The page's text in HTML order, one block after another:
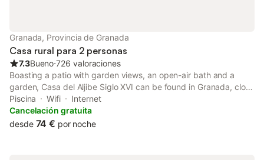
Granada, Provincia de Granada
Casa rural para 2 personas
7.3Bueno⋅726 valoraciones
Boasting a patio with garden views, an open-air bath and a
garden, Casa del Aljibe Siglo XVI can be found in Granada, close
to San Nicolas Viewpoint and 400 metres from San Juan de
Dios Museum.
Piscina Wifi
Internet
Cancelación gratuita
desde 74 € por noche